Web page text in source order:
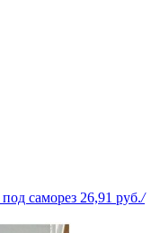
саморез 26,91 руб./